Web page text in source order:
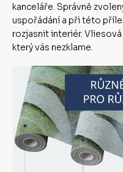
kanceláře. Správně
uspořádání a při této
rozjasnit interiér. Vliesová
který vás nezklame.